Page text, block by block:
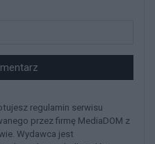
regulamin serwisu
przez firmę MediaDOM z
Wydawca jest